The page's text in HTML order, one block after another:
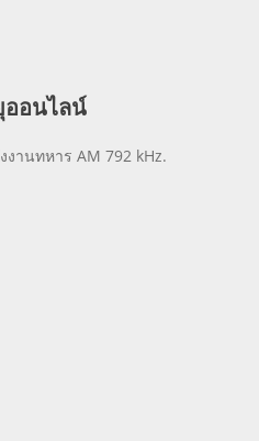
ออนไลน์
านทหาร AM 792 kHz.